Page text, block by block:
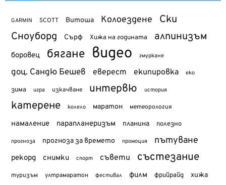
GARMIN SCOTT Витоша Колоездене Ски
Сноуборд Сърф Хижа на годината алпинизъм
боровец бягане видео гмуркане
доц. Сандю Бешев еверест екипировка еко
зима игра изкачване интервю история
катерене колело маратон метеорология
намаление парапланеризъм планина полезно
прогноза прогноза за времето промоция пътуване
рекорд снимки спорт съвети състезание
туризъм ултрамаратон фестивал филм фрийрайд хижа